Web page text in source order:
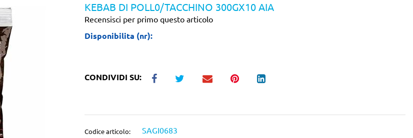
KEBAB DI POLL0/TACCHINO 300GX10 AIA
Recensisci per primo questo articolo
Disponibilita (nr):
CONDIVIDI SU:
Codice articolo: SAGI0683